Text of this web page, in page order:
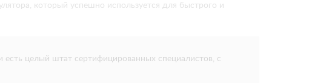
который успешно используется для быстрого и
целый штат сертифицированных специалистов, с